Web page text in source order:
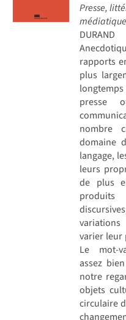
Presse,
DURAND
rapports
plus
presse
nombre
domaine
langage,
leurs
de plus
varier leur
Le mot-
assez
notre
objets
circulaire